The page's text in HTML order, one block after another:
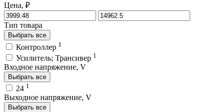
Цена, ₽
Тип товара
Выбрать все
Контроллер 1
Усилитель; Трансивер 1
Входное напряжение, V
Выбрать все
24 1
Выходное напряжение, V
Выбрать все